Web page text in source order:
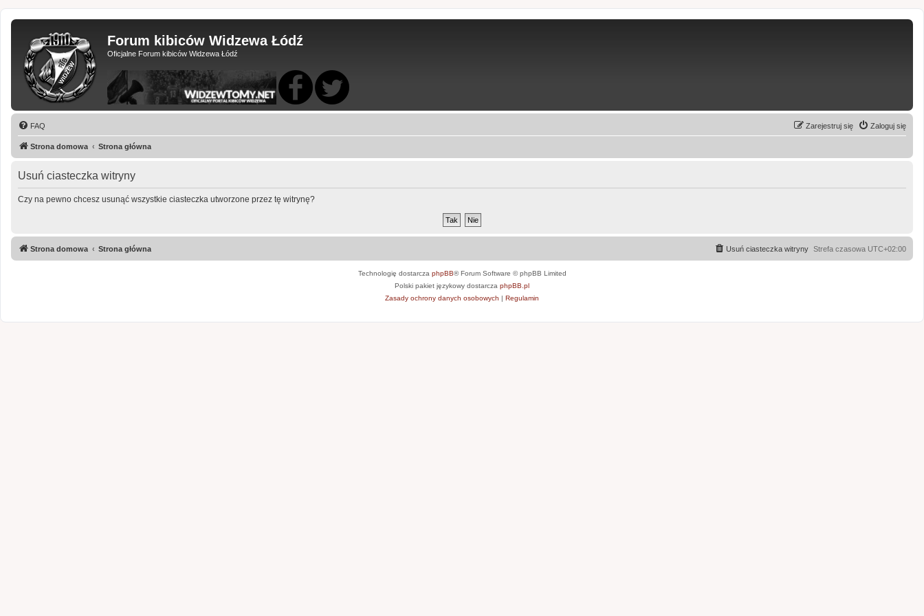
Forum kibiców Widzewa Łódź
Oficjalne Forum kibiców Widzewa Łódź
FAQ Zaloguj się
Zarejestruj się
Strona domowa Strona główna
Usuń ciasteczka witryny
Czy na pewno chcesz usunąć wszystkie ciasteczka utworzone przez tę witrynę?
Strona domowa Strona główna Strefa czasowa UTC+02:00
Usuń ciasteczka witryny
Technologię dostarcza phpBB® Forum Software © phpBB Limited
Polski pakiet językowy dostarcza phpBB.pl
Zasady ochrony danych osobowych | Regulamin